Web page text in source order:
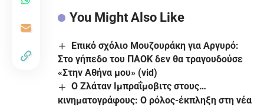
You Might Also Like
Επικό σχόλιο Μουζουράκη για Αργυρό:
Στο γήπεδο του ΠΑΟΚ δεν θα τραγουδούσε
«Στην Αθήνα μου» (vid)
Ο Ζλάταν Ιμπραΐμοβιτς στους…
κινηματογράφους: Ο ρόλος-έκπληξη στη νέα